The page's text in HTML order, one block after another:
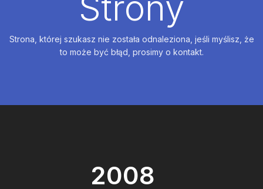
Strona, której szukasz nie została odnaleziona, jeśli myślisz, że
to może być błąd, prosimy o kontakt.
2008